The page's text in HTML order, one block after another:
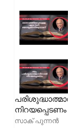
നിറയപ്പെടണം
സാക് പുന്നൻ